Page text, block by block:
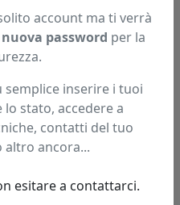
un prezzo più basso?
account ma ti verrà
nuova password per la
semplice inserire i tuoi
stato, accedere a
contatti del tuo
altro ancora...
esitare a contattarci.